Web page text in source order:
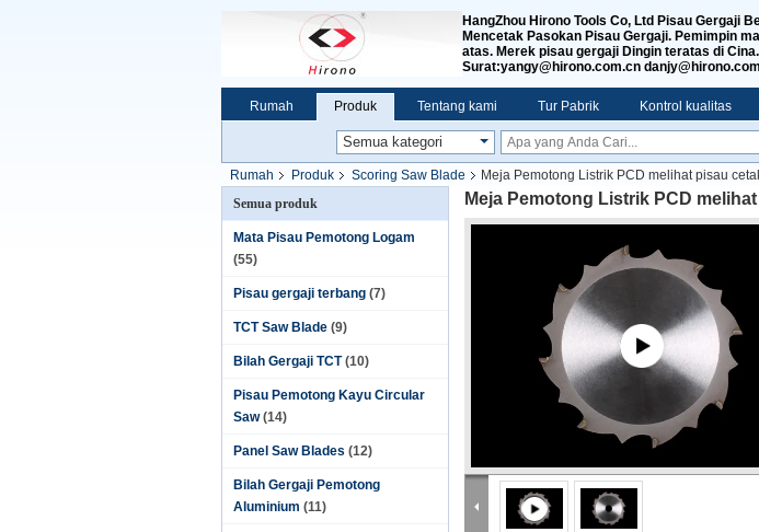
HangZhou Hirono Tools Co, Ltd Pisau Gergaji
Mencetak Pasokan Pisau Gergaji. Pemimpin
atas. Merek pisau gergaji Dingin teratas di Cina.
Surat:yangy@hirono.com.cn
Rumah Produk Tentang kami Tur Pabrik Kontrol kualitas
Rumah Produk Scoring Saw Blade
Meja Pemotong Listrik PCD melihat pisau
Semua produk
Mata Pisau Pemotong Logam
(55)
Pisau gergaji terbang (7)
TCT Saw Blade (9)
Bilah Gergaji TCT (10)
Pisau Pemotong Kayu Circular
Saw (14)
Panel Saw Blades (12)
Bilah Gergaji Pemotong
Aluminium (11)
Meja Pemotong Listrik PCD